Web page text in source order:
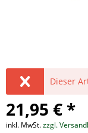
Dieser
21,95 € *
inkl. MwSt.zzgl.